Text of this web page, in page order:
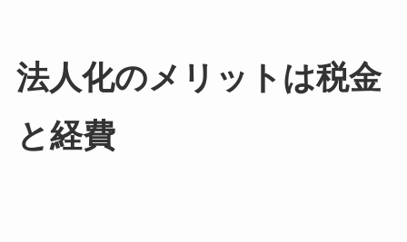
法人化のメリットは税金
と経費